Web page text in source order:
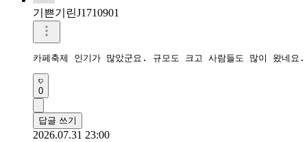
기쁜기린J1710901
카페축제 인기가 많았군요. 규모도 크고 사람들도 많이 왔네요.
0
답글 쓰기
2026.07.31 23:00